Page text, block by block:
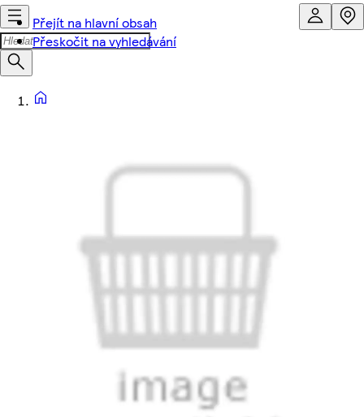
Přejít na hlavní obsah
Přeskočit na vyhledávání